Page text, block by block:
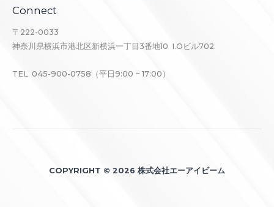
Connect
〒222-0033
神奈川県横浜市港北区新横浜一丁目3番地10 I.Oビル702
TEL 045-900-0758（平日9:00 ~ 17:00）
COPYRIGHT © 2026 株式会社エーアイビーム